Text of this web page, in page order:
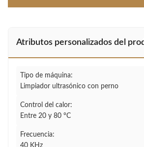
Atributos personalizados del
Tipo de máquina:
Limpiador ultrasónico con perno
Control del calor:
Entre 20 y 80 °C
Frecuencia:
40 KHz